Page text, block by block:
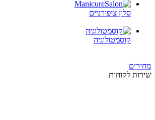
סלון ציפורניים
קוסמטולוגיה
מחירים
שירות לקוחות